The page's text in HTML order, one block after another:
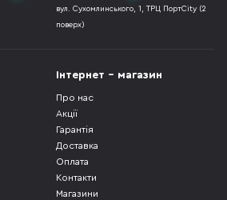
вул. Сухомлинського, 1, ТРЦ ПортCity (2
поверх)
Інтернет - магазин
Про нас
Акції
Гарантія
Доставка
Оплата
Контакти
Магазини